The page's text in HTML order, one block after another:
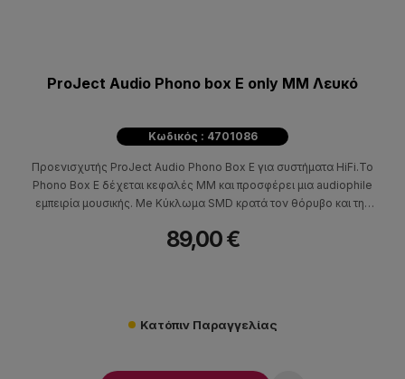
ProJect Audio Phono box E only MM Λευκό
Κωδικός : 4701086
Προενισχυτής ProJect Audio Phono Box Ε για συστήματα HiFi.Το
Phono Box Ε δέχεται κεφαλές MM και προσφέρει μια audiophile
εμπειρία μουσικής. Me Κύκλωμα SMD κρατά τον θόρυβο και την
εξόδου είναι επίχρυσες για τη διατήρηση της ποιότητας. Το
89,00 €
Κατόπιν Παραγγελίας